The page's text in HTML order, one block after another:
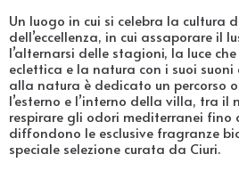
Un luogo in cui si celebra la cultura
dell’eccellenza, in cui assaporare il
l’alternarsi delle stagioni, la luce
eclettica e la natura con i suoi suoni
alla natura è dedicato un percorso
l’esterno e l’interno della villa, tra
respirare gli odori mediterranei fino
diffondono le esclusive fragranze
speciale selezione curata da Ciuri.